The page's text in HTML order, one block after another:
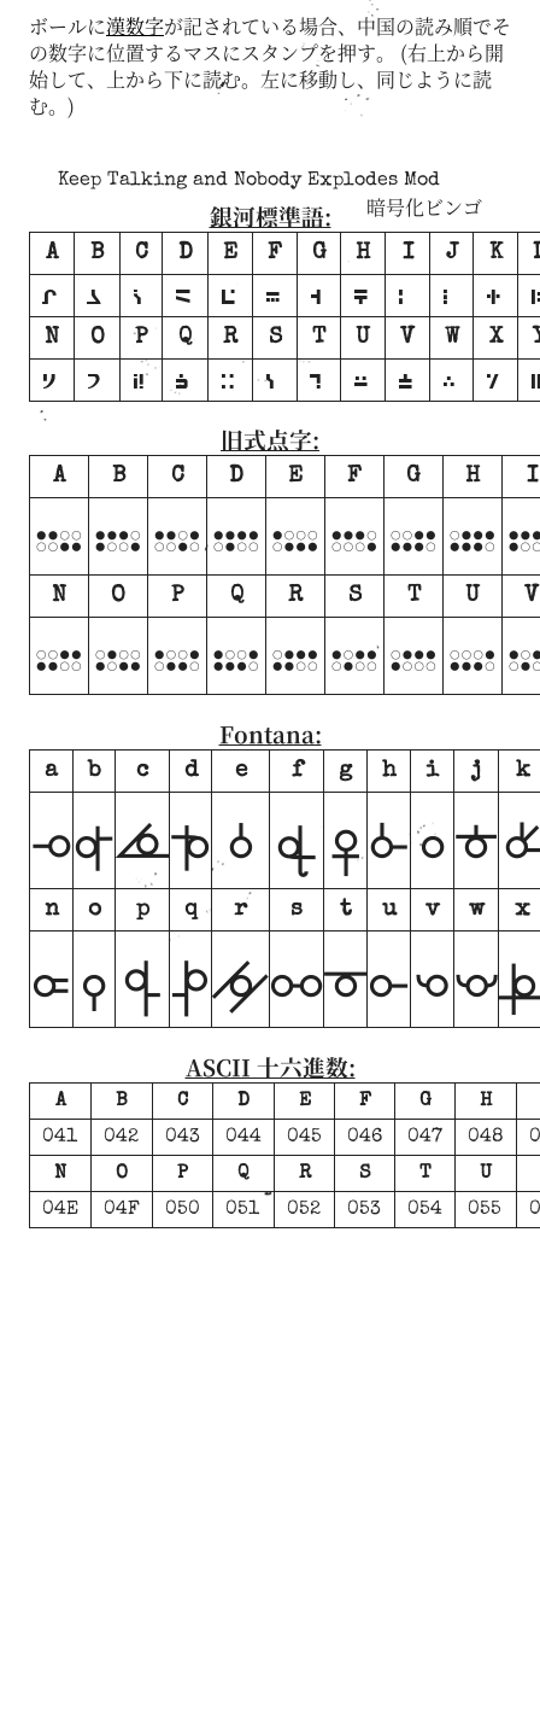
ボールに漢数字が記されている場合、中国の読み順でそ
の数字に位置するマスにスタンプを押す。 (右上から開
始して、上から下に読む。左に移動し、同じように読
む。)
Keep Talking and Nobody Explodes Mod
暗号化ビンゴ
銀河標準語:
A B C D E F G H I J K
A B C D E F G H I J K
N O P Q R S T U V W X
N O P Q R S T U V W X
旧式点字:
A B C D E F G H I
A B CD E F G H
N O P Q R S T U V
N O P Q R S T U
Fontana:
a b c d e f g h i j k
abcd e f gh ijk
n o p q r s t u v w x
n o p qrstuvw
ASCII 十六進数:
A B C D E F G
H
041
042 043 044 045 046 047 048
N
O P Q R S T
U
04E
04F 050 051 052 053 054 055